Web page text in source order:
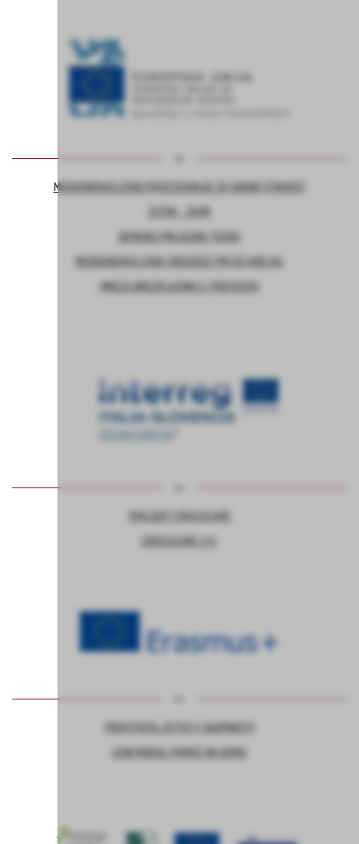
MEDGENERACIJSKO POVEZOVANJE ZA VARNO STAROST
ČUTIM – ŽIVIM
DEMENCI PRIJAZNA TOČKA
MEDGENERACIJSKO SREDIŠČE PRI OŠ HORJUL
MREŽA BREZPLAČNIH E-PREVOZOV
PROJEKT CROSSCARE
CROSSCARE 2.0
PROSTOVOLJSTVO V SKUPNOSTI
UČNI MODUL POMOČ NA DOMU